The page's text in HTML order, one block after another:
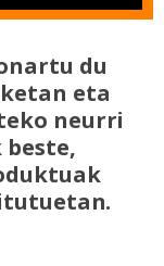
du
eta
neurri
beste,